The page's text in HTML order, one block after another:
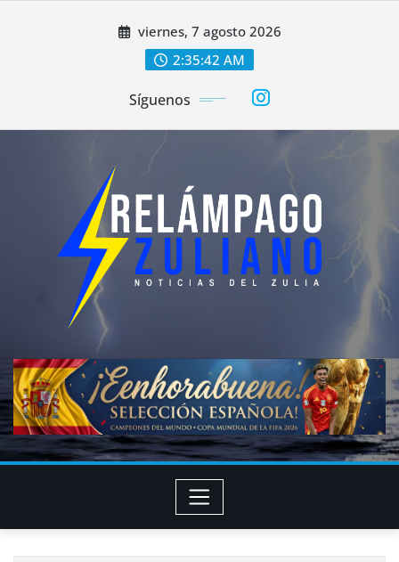
viernes, 7 agosto 2026
2:35:44 AM
Síguenos